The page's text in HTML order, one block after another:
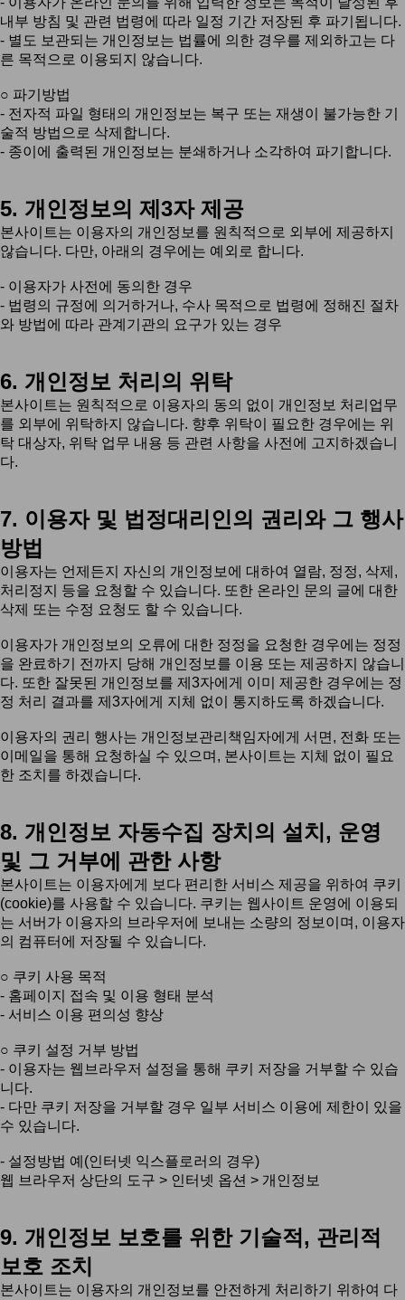
내부 방침 및 관련 법령에 따라 일정 기간 저장된 후 파기됩니다.
- 별도 보관되는 개인정보는 법률에 의한 경우를 제외하고는 다
른 목적으로 이용되지 않습니다.
○ 파기방법
- 전자적 파일 형태의 개인정보는 복구 또는 재생이 불가능한 기
술적 방법으로 삭제합니다.
- 종이에 출력된 개인정보는 분쇄하거나 소각하여 파기합니다.
5. 개인정보의 제3자 제공
본사이트는 이용자의 개인정보를 원칙적으로 외부에 제공하지
않습니다. 다만, 아래의 경우에는 예외로 합니다.
- 이용자가 사전에 동의한 경우
- 법령의 규정에 의거하거나, 수사 목적으로 법령에 정해진 절차
와 방법에 따라 관계기관의 요구가 있는 경우
6. 개인정보 처리의 위탁
본사이트는 원칙적으로 이용자의 동의 없이 개인정보 처리업무
를 외부에 위탁하지 않습니다. 향후 위탁이 필요한 경우에는 위
탁 대상자, 위탁 업무 내용 등 관련 사항을 사전에 고지하겠습니
다.
7. 이용자 및 법정대리인의 권리와 그 행사
방법
이용자는 언제든지 자신의 개인정보에 대하여 열람, 정정, 삭제,
처리정지 등을 요청할 수 있습니다. 또한 온라인 문의 글에 대한
삭제 또는 수정 요청도 할 수 있습니다.
이용자가 개인정보의 오류에 대한 정정을 요청한 경우에는 정정
을 완료하기 전까지 당해 개인정보를 이용 또는 제공하지 않습니
다. 또한 잘못된 개인정보를 제3자에게 이미 제공한 경우에는 정
정 처리 결과를 제3자에게 지체 없이 통지하도록 하겠습니다.
이용자의 권리 행사는 개인정보관리책임자에게 서면, 전화 또는
이메일을 통해 요청하실 수 있으며, 본사이트는 지체 없이 필요
한 조치를 하겠습니다.
8. 개인정보 자동수집 장치의 설치, 운영
및 그 거부에 관한 사항
본사이트는 이용자에게 보다 편리한 서비스 제공을 위하여 쿠키
(cookie)를 사용할 수 있습니다. 쿠키는 웹사이트 운영에 이용되
는 서버가 이용자의 브라우저에 보내는 소량의 정보이며, 이용자
의 컴퓨터에 저장될 수 있습니다.
○ 쿠키 사용 목적
- 홈페이지 접속 및 이용 형태 분석
- 서비스 이용 편의성 향상
○ 쿠키 설정 거부 방법
- 이용자는 웹브라우저 설정을 통해 쿠키 저장을 거부할 수 있습
니다.
- 다만 쿠키 저장을 거부할 경우 일부 서비스 이용에 제한이 있을
수 있습니다.
- 설정방법 예(인터넷 익스플로러의 경우)
웹 브라우저 상단의 도구 > 인터넷 옵션 > 개인정보
9. 개인정보 보호를 위한 기술적, 관리적
보호 조치
본사이트는 이용자의 개인정보를 안전하게 처리하기 위하여 다